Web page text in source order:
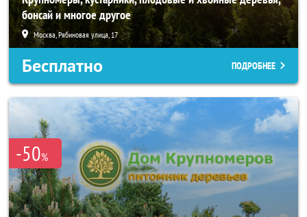
бонсай и многое другое
Москва, Рябиновая улица, 17
Бесплатно ПОДРОБНЕЕ
-50%